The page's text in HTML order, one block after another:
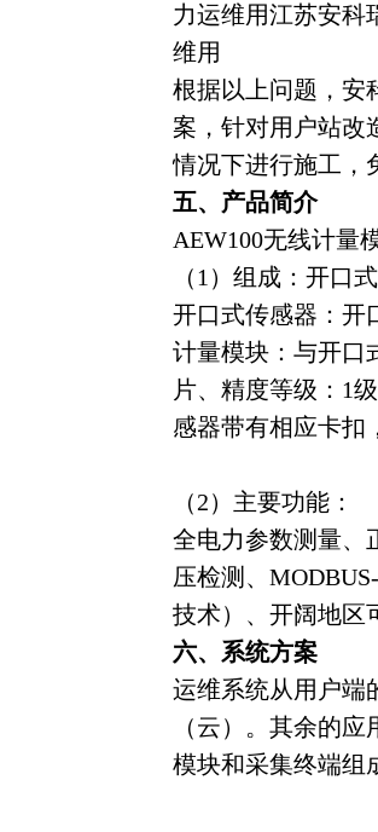
力运维用江苏安科
维用
根据以上问题，安
案，针对用户站改
情况下进行施工，
五、产品简介
AEW100无线计量
（1）组成：开口
开口式传感器：开
计量模块：与开口
片、精度等级：1
感器带有相应卡扣
（2）主要功能：
全电力参数测量、
压检测、
技术）、开阔地区
六、系统方案
运维系统从用户端
（云）。其余的
模块和采集终端组